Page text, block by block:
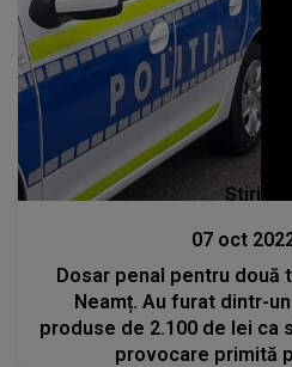
Stiri
07 oct
Dosar penal pentru două
Neamț. Au furat dintr-
produse de 2.100 de lei ca
provocare primită